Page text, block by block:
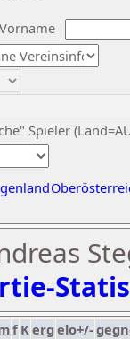
Vorname
Spieler
f Kerg elo+/-